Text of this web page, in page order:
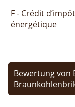
F - Crédit
énergétique
Bewertung von